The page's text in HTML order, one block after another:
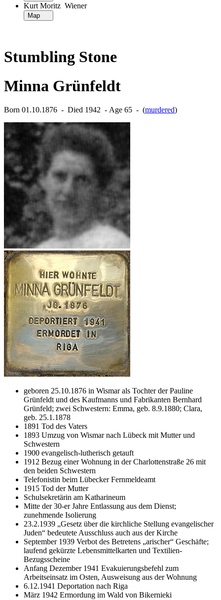
Kurt Moritz Wiener
Stumbling Stone
Minna Grünfeldt
Born 01.10.1876 ‐ Died 1942 ‐ Age 65 ‐ (murdered)
geboren 25.10.1876 in Wismar als Tochter der Pauline
Grünfeldt und des Kaufmanns und Fabrikanten Bernhard
Grünfeld; zwei Schwestern: Emma, geb. 8.9.1880; Clara,
geb. 25.1.1878
1891 Tod des Vaters
1893 Umzug von Wismar nach Lübeck mit Mutter und
Schwestern
1900 evangelisch-lutherisch getauft
1912 Bezug einer Wohnung in der Charlottenstraße 26 mit
den beiden Schwestern
Telefonistin beim Lübecker Fernmeldeamt
1915 Tod der Mutter
Schulsekretärin am Katharineum
Mitte der 30-er Jahre Entlassung aus dem Dienst;
zunehmende Isolierung
23.2.1939 „Gesetz über die kirchliche Stellung evangelischer
Juden“ bedeutete Ausschluss auch aus der Kirche
September 1939 Verbot des Betretens „arischer“ Geschäfte;
laufend gekürzte Lebensmittelkarten und Textilien-
Bezugsscheine
Anfang Dezember 1941 Evakuierungsbefehl zum
Arbeitseinsatz im Osten, Ausweisung aus der Wohnung
6.12.1941 Deportation nach Riga
März 1942 Ermordung im Wald von Bikernieki